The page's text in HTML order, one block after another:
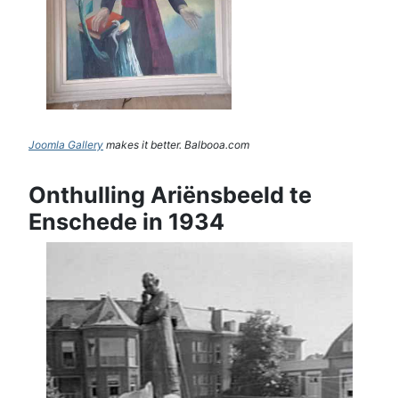
Joomla Gallery makes it better. Balbooa.com
Onthulling Ariënsbeeld te
Enschede in 1934